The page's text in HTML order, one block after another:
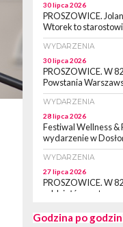
30 lipca 2026
PROSZOWICE.
Wtorek to
WYDARZENIA
30 lipca 2026
PROSZOWICE. W
Powstania
WYDARZENIA
28 lipca 2026
Festiwal Wellness &
wydarzenie w
WYDARZENIA
27 lipca 2026
PROSZOWICE. W
oddziałów
Rzeczpospolitej
Godzina po